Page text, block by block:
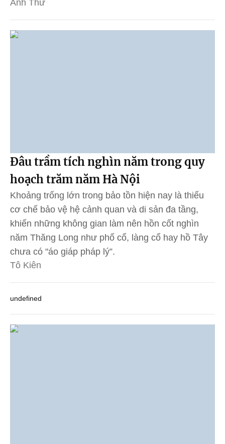
Anh Thư
Đâu trầm tích nghìn năm trong quy
hoạch trăm năm Hà Nội
Khoảng trống lớn trong bảo tồn hiện nay là thiếu
cơ chế bảo vệ hệ cảnh quan và di sản đa tầng,
khiến những không gian làm nên hồn cốt nghìn
năm Thăng Long như phố cổ, làng cổ hay hồ Tây
chưa có "áo giáp pháp lý”.
Tô Kiên
undefined